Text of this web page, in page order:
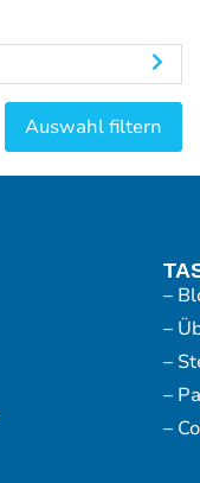
–
–
–
–
–